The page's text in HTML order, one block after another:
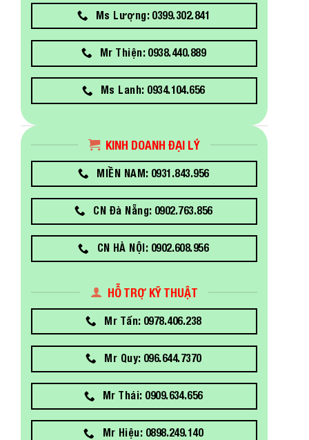
Ms Lượng: 0399.302.841
Mr Thiện: 0938.440.889
Ms Lanh: 0934.104.656
KINH DOANH ĐẠI LÝ
MIỀN NAM: 0931.843.956
CN Đà Nẵng: 0902.763.856
CN HÀ NỘI: 0902.608.956
HỖ TRỢ KỸ THUẬT
Mr Tấn: 0978.406.238
Mr Quy: 096.644.7370
Mr Thái: 0909.634.656
Mr Hiệu: 0898.249.140